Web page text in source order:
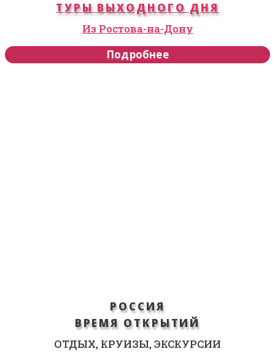
ТУРЫ ВЫХОДНОГО ДНЯ
Из Ростова-на-Дону
Подробнее
РОССИЯ
ВРЕМЯ ОТКРЫТИЙ
ОТДЫХ, КРУИЗЫ, ЭКСКУРСИИ